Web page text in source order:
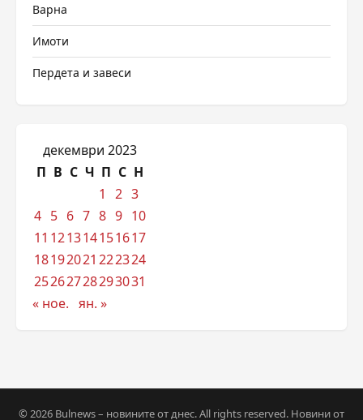
Варна
Имоти
Пердета и завеси
декември 2023
П В С Ч П С Н
1
2 3
4 5 6 7 8 9 10
11 121314151617
18192021 222324
25262728293031
« ное. ян. »
© 2026 Bulnews – новините от днес. All rights reserved. Новини от